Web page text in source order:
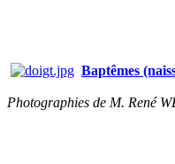
Baptêmes
Photographies de M. René